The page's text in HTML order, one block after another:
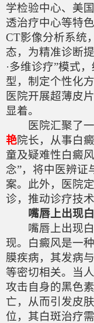
学检验中心、美
透治疗中心等特
CT影像分析系统
态，为精准诊断
·多维诊疗”模式
型，制定个性化
医院开展超薄皮
显着。
医院汇聚了一
艳院长，从事白
童及疑难性白癜
念”，将中医辨证
案。此外，医院
诊，推动诊疗技术
嘴唇上出现
嘴唇上出现白
现。白癜风是一
膜疾病，其发病
等密切相关。当
攻击自身的黑色
亡，从而引发皮
位，其白斑治疗